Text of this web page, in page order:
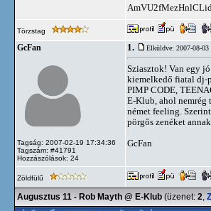
Törzstag
GcFan
Tagság: 2007-02-19 17:34:36
Tagszám: #41791
Hozzászólások: 24
1. Elküldve: 2007-08-03
Sziasztok! Van egy
kiemelkedő fiatal dj-
PIMP CODE,
E-Klub, ahol nemrég
német feeling.
pörgős zenéket
GcFan
Zöldfülű
Augusztus 11 - Rob Mayth @ E-Klub (üzenet: 2,